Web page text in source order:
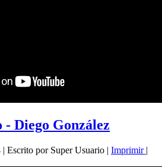
Diego González
| Escrito por Super Usuario | Imprimir |